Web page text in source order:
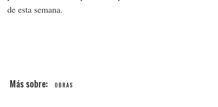
de esta semana.
OBRAS